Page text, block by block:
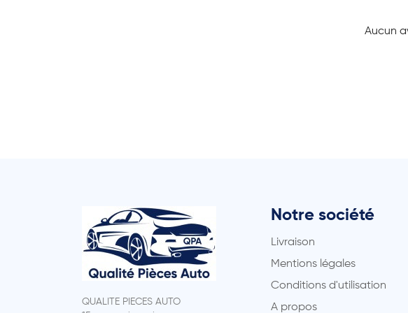
Aucun
QUALITE PIECES AUTO
Notre société
Livraison
Mentions légales
Conditions d'utilisation
A propos